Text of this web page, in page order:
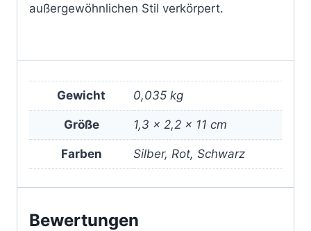
außergewöhnlichen Stil verkörpert.
Gewicht 0,035 kg
Größe 1,3 × 2,2 × 11 cm
Farben Silber, Rot, Schwarz
Bewertungen